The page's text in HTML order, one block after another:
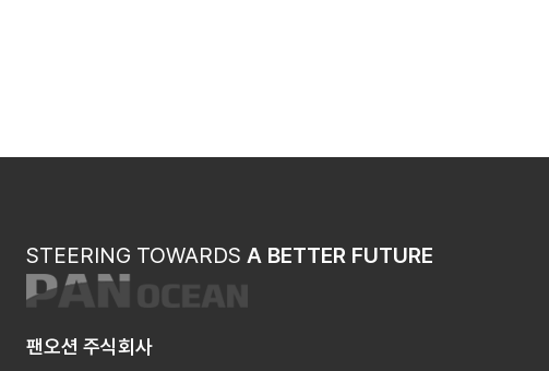
Acceptance
AFS
STEERING TOWARDS A BETTER FUTURE
팬오션 주식회사